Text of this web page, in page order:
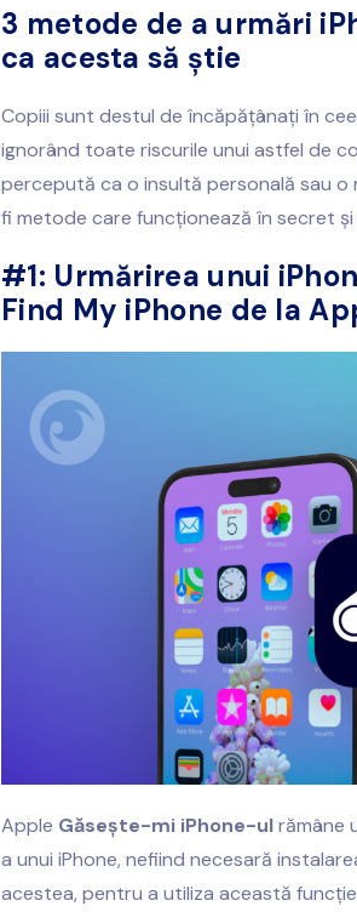
3 metode de a urmări
ca acesta să știe
Copiii sunt destul de încăpățânați în
ignorând toate riscurile unui astfel de
percepută ca o insultă personală sau o
fi metode care funcționează în secret
#1: Urmărirea unui
Find My iPhone de la
Apple Găsește-mi iPhone-ulrămâne
a unui iPhone, nefiind necesară
acestea, pentru a utiliza această